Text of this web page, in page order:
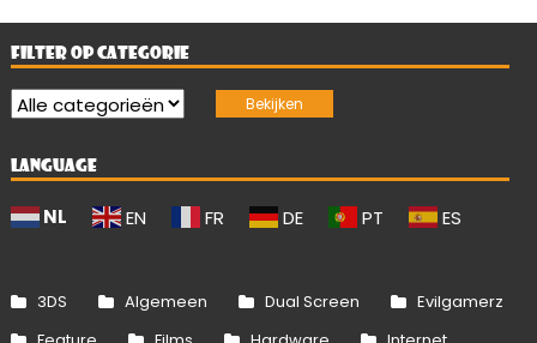
FILTER OP CATEGORIE
LANGUAGE
NL EN FR DE PT ES
3DS Algemeen Dual Screen
Evilgamerz